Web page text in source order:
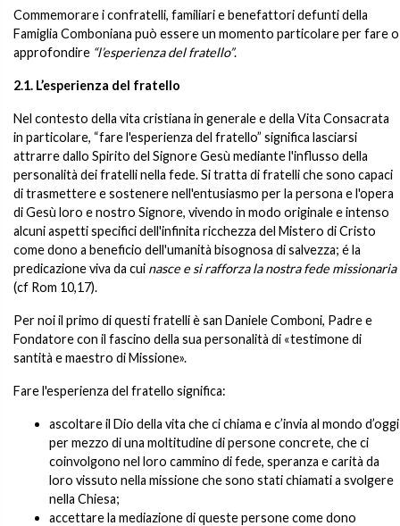
Commemorare i confratelli, familiari e benefattori defunti della
Famiglia Comboniana può essere un momento particolare per fare o
approfondire “l’esperienza del fratello”.
2.1. L’esperienza del fratello
Nel contesto della vita cristiana in generale e della Vita Consacrata
in particolare, “fare l'esperienza del fratello” significa lasciarsi
attrarre dallo Spirito del Signore Gesù mediante l'influsso della
personalità dei fratelli nella fede. Si tratta di fratelli che sono capaci
di trasmettere e sostenere nell'entusiasmo per la persona e l'opera
di Gesù loro e nostro Signore, vivendo in modo originale e intenso
alcuni aspetti specifici dell'infinita ricchezza del Mistero di Cristo
come dono a beneficio dell'umanità bisognosa di salvezza; é la
predicazione viva da cui nasce e si rafforza la nostra fede missionaria
(cf Rom 10,17).
Per noi il primo di questi fratelli è san Daniele Comboni, Padre e
Fondatore con il fascino della sua personalità di «testimone di
santità e maestro di Missione».
Fare l'esperienza del fratello significa:
ascoltare il Dio della vita che ci chiama e c’invia al mondo d’oggi
per mezzo di una moltitudine di persone concrete, che ci
coinvolgono nel loro cammino di fede, speranza e carità da
loro vissuto nella missione che sono stati chiamati a svolgere
nella Chiesa;
accettare la mediazione di queste persone come dono